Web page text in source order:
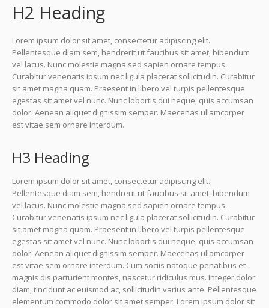
H2 Heading
Lorem ipsum dolor sit amet, consectetur adipiscing elit.
Pellentesque diam sem, hendrerit ut faucibus sit amet, bibendum
vel lacus. Nunc molestie magna sed sapien ornare tempus.
Curabitur venenatis ipsum nec ligula placerat sollicitudin. Curabitur
sit amet magna quam. Praesent in libero vel turpis pellentesque
egestas sit amet vel nunc. Nunc lobortis dui neque, quis accumsan
dolor. Aenean aliquet dignissim semper. Maecenas ullamcorper
est vitae sem ornare interdum.
H3 Heading
Lorem ipsum dolor sit amet, consectetur adipiscing elit.
Pellentesque diam sem, hendrerit ut faucibus sit amet, bibendum
vel lacus. Nunc molestie magna sed sapien ornare tempus.
Curabitur venenatis ipsum nec ligula placerat sollicitudin. Curabitur
sit amet magna quam. Praesent in libero vel turpis pellentesque
egestas sit amet vel nunc. Nunc lobortis dui neque, quis accumsan
dolor. Aenean aliquet dignissim semper. Maecenas ullamcorper
est vitae sem ornare interdum. Cum sociis natoque penatibus et
magnis dis parturient montes, nascetur ridiculus mus. Integer dolor
diam, tincidunt ac euismod ac, sollicitudin varius ante. Pellentesque
elementum commodo dolor sit amet semper. Lorem ipsum dolor sit